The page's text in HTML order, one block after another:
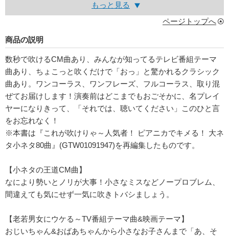
もっと見る
ページトップへ
商品の説明
数秒で吹けるCM曲あり、みんなが知ってるテレビ番組テーマ
曲あり、ちょこっと吹くだけで「おっ」と驚かれるクラシック
曲あり。ワンコーラス、ワンフレーズ、フルコーラス、取り混
ぜてお届けします！演奏前はどこまでもおごそかに、名プレイ
ヤーになりきって、「それでは、聴いてください」このひと言
をお忘れなく！
※本書は『これが吹けりゃ～人気者！ ピアニカでキメる！ 大ネ
タ小ネタ80曲』(GTW01091947)を再編集したものです。
【小ネタの王道CM曲】
なにより勢いとノリが大事！小さなミスなどノープロブレム、
間違えても気にせず一気に吹きトバシましょう。
【老若男女にウケる～TV番組テーマ曲&映画テーマ】
おじいちゃん&おばあちゃんから小さなお子さんまで「あ、そ